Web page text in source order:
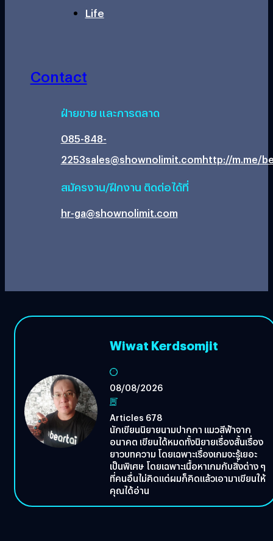
Life
Contact
ฝ่ายขาย และการตลาด
085-848-
2253sales@shownolimit.comhttp://m.me/
สมัครงาน/ฝึกงาน ติดต่อได้ที่
hr-ga@shownolimit.com
Wiwat Kerdsomjit
08/08/2026
Articles 678
นักเขียนนิยายนามปากกา แมวสีฟ้าจาก
อนาคต เขียนได้หมดทั้งนิยายเรื่องสั้นเรื่อง
ยาวบทความ โดยเฉพาะเรื่องเกมจะรู้เยอะ
เป็นพิเศษ โดยเฉพาะเนื้อหาเกมกับสิ่งต่าง ๆ
ที่คนอื่นไม่คิดแต่ผมก็คิดแล้วเอามาเขียนให้
คุณได้อ่าน